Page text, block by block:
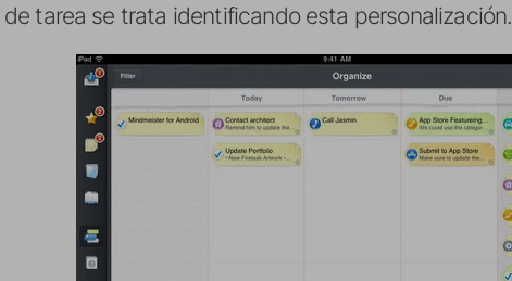
tarea se trata identificando esta personalización.